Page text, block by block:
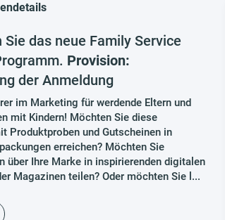
Sie das neue Family Service
Provision:
der Anmeldung
im Marketing für werdende Eltern und
mit Kindern! Möchten Sie diese
Produktproben und Gutscheinen in
erreichen? Möchten Sie
über Ihre Marke in inspirierenden digitalen
Magazinen teilen? Oder möchten Sie l...